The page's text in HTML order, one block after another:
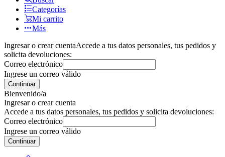
Categorías
Mi carrito
Más
Ingresar o crear cuentaAccede a tus datos personales, tus pedidos y
solicita devoluciones:
Correo electrónico
Ingrese un correo válido
Continuar
Bienvenido/a
Ingresar o crear cuenta
Accede a tus datos personales, tus pedidos y solicita devoluciones:
Correo electrónico
Ingrese un correo válido
Continuar